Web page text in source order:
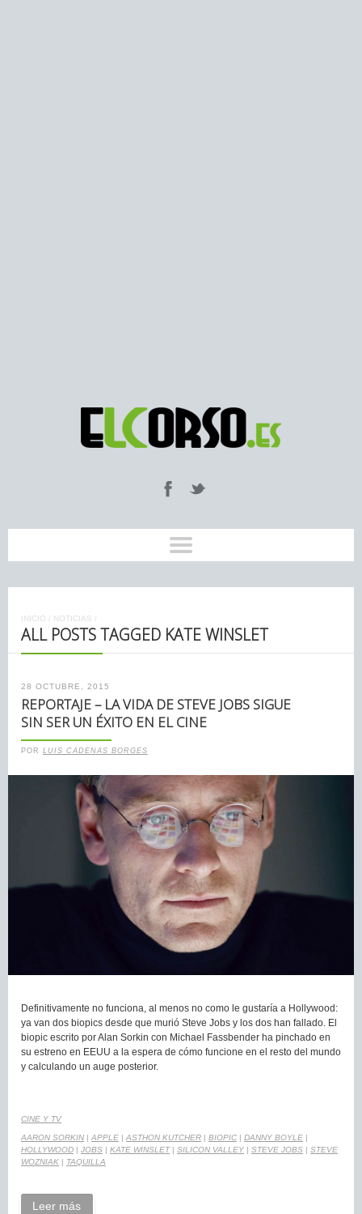
INICIO / NOTICIAS /
ALL POSTS TAGGED KATE WINSLET
28 OCTUBRE, 2015
REPORTAJE – LA VIDA DE STEVE JOBS SIGUE
SIN SER UN ÉXITO EN EL CINE
POR LUIS CADENAS BORGES
Definitivamente no funciona, al menos no como le gustaría a Hollywood:
ya van dos biopics desde que murió Steve Jobs y los dos han fallado. El
biopic escrito por Alan Sorkin con Michael Fassbender ha pinchado en
su estreno en EEUU a la espera de cómo funcione en el resto del mundo
y calculando un auge posterior.
CINE Y TV
AARON SORKIN | APPLE | ASTHON KUTCHER | BIOPIC | DANNY BOYLE |
HOLLYWOOD | JOBS | KATE WINSLET| SILICON VALLEY | STEVE JOBS | STEVE
WOZNIAK | TAQUILLA
Leer más